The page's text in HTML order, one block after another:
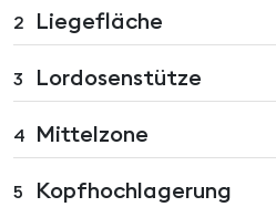
2 Liegefläche
3 Lordosenstütze
4 Mittelzone
5 Kopfhochlagerung